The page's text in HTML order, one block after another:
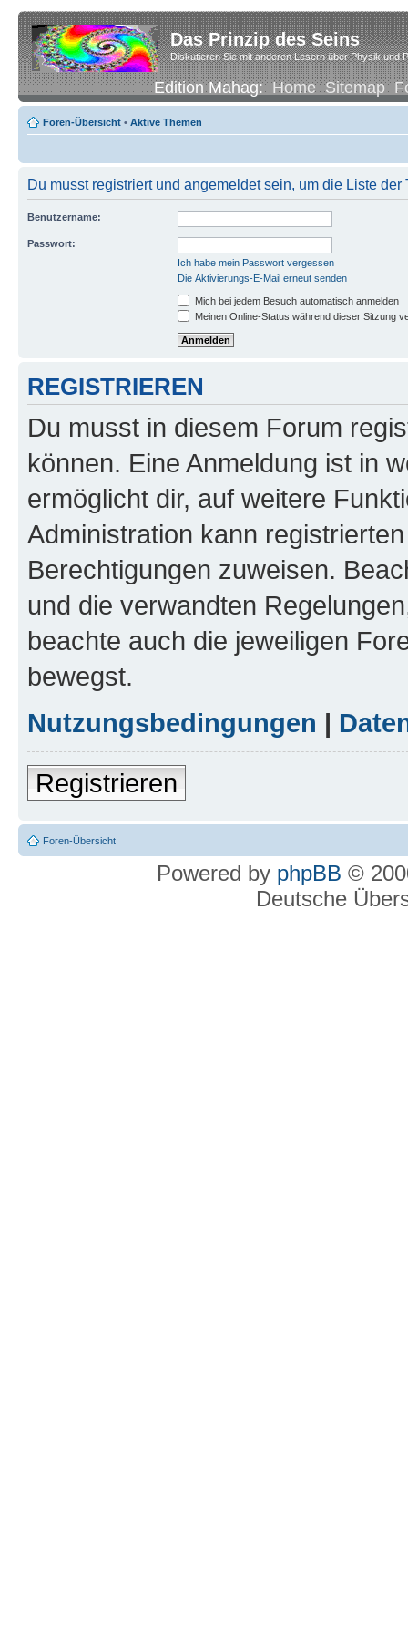
Das Prinzip des Seins
Diskutieren Sie mit anderen Lesern über Physik und
Edition Mahag:Home Sitemap
Foren-Übersicht • Aktive Themen
Du musst registriert und angemeldet sein, um die Liste
Benutzername:
Passwort:
Ich habe mein Passwort vergessen
Die Aktivierungs-E-Mail erneut senden
Mich bei jedem Besuch automatisch anmelden
Meinen Online-Status während dieser Sitzung
REGISTRIEREN
Du musst in diesem Forum
können. Eine Anmeldung ist in
ermöglicht dir, auf weitere
Administration kann
Berechtigungen zuweisen.
und die verwandten
beachte auch die jeweiligen
bewegst.
Nutzungsbedingungen |
Registrieren
Foren-Übersicht
Powered by phpBB ©
Deutsche